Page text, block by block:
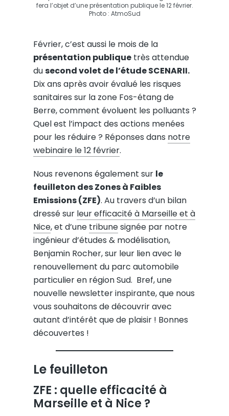
fera l’objet d’une présentation publique le 12 février.
Photo : AtmoSud
Février, c’est aussi le mois de la
présentation publiquetrès attendue
dusecond volet de l’étude SCENARII.
Dix ans après avoir évalué les risques
sanitaires sur la zone Fos-étang de
Berre, comment évoluent les polluants ?
Quel est l’impact des actions menées
pour les réduire ? Réponses dans notre
webinaire le 12 février.
Nous revenons également sur le
feuilleton des Zones à Faibles
Emissions (ZFE). Au travers d’un bilan
dressé sur leur efficacité à Marseille et à
Nice, et d’une tribunesignée par notre
ingénieur d’études & modélisation,
Benjamin Rocher, sur leur lien avec le
renouvellement du parc automobile
particulier en région Sud. Bref, une
nouvelle newsletter inspirante, que nous
vous souhaitons de découvrir avec
autant d’intérêt que de plaisir ! Bonnes
découvertes !
Le feuilleton
ZFE : quelle efficacité à
Marseille et à Nice ?